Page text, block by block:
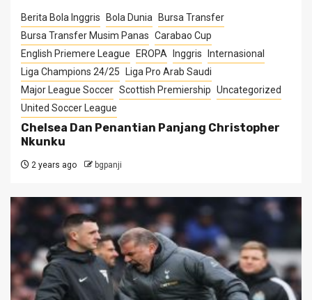
Berita Bola Inggris Bola Dunia
Bursa Transfer
Bursa Transfer Musim Panas Carabao Cup
English Priemere League
EROPA Inggris
Internasional
Liga Champions 24/25
Liga Pro Arab Saudi
Major League Soccer Scottish Premiership Uncategorized
United Soccer League
Chelsea Dan Penantian Panjang Christopher
Nkunku
2 years ago bgpanji